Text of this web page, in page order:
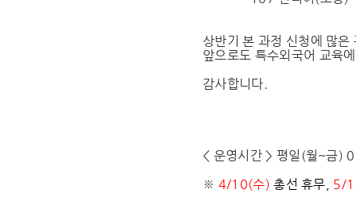
상반기 본 과정 신청에 많은
앞으로도 특수외국어 교육
감사합니다.
< 운영시간 > 평일(월~금
※ 4/10(수)총선 휴무, 5/